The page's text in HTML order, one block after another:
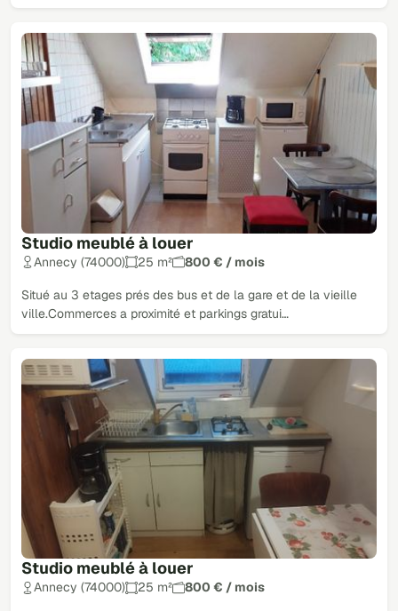
Studio meublé à louer
Annecy (74000) 25 m² 800 € / mois
Situé au 3 etages prés des bus et de la gare et de la vieille
ville.Commerces a proximité et parkings gratui…
Studio meublé à louer
Annecy (74000) 25 m² 800 € / mois